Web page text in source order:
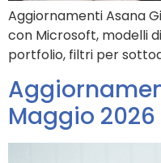
Aggiornamenti Asana
con Microsoft, modelli
portfolio, filtri per
Maggio 2026